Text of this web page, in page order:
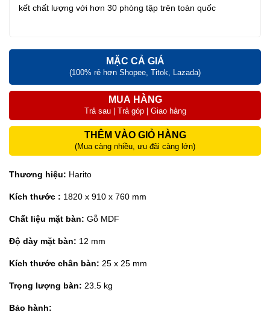
kết chất lượng với hơn 30 phòng tập trên toàn quốc
MẶC CẢ GIÁ
(100% rẻ hơn Shopee, Titok, Lazada)
MUA HÀNG
Trả sau | Trả góp | Giao hàng
THÊM VÀO GIỎ HÀNG
(Mua càng nhiều, ưu đãi càng lớn)
Thương hiệu: Harito
Kích thước : 1820 x 910 x 760 mm
Chất liệu mặt bàn: Gỗ MDF
Độ dày mặt bàn: 12 mm
Kích thước chân bàn: 25 x 25 mm
Trọng lượng bàn: 23.5 kg
Bảo hành: